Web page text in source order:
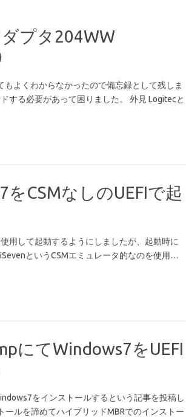
プタ204WW
よくわからなかったので備忘録として残しま
する必要があって困りました。 外見 Logitecと
CSMなしのUEFIで起
用して起動するようにしましたが、起動時に
というCSMエミュレータ的なのを使用…
にてWindows7をUEFI
をインストールするという記事を投稿し
ールを諦めてハイブリッドMBRでのインストー